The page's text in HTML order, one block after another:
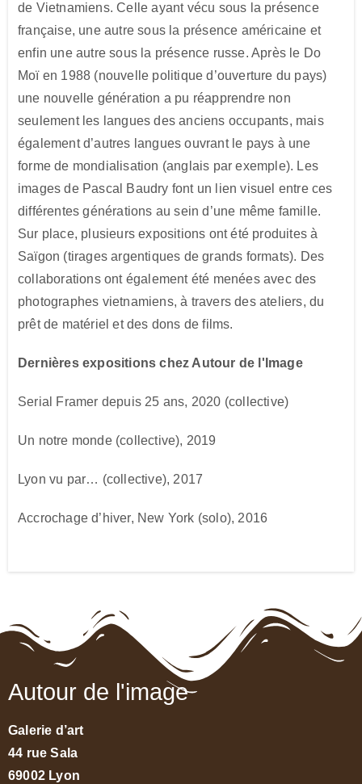
de Vietnamiens. Celle ayant vécu sous la présence
française, une autre sous la présence américaine et
enfin une autre sous la présence russe. Après le Do
Moï en 1988 (nouvelle politique d’ouverture du pays)
une nouvelle génération a pu réapprendre non
seulement les langues des anciens occupants, mais
également d’autres langues ouvrant le pays à une
forme de mondialisation (anglais par exemple). Les
images de Pascal Baudry font un lien visuel entre ces
différentes générations au sein d’une même famille.
Sur place, plusieurs expositions ont été produites à
Saïgon (tirages argentiques de grands formats). Des
collaborations ont également été menées avec des
photographes vietnamiens, à travers des ateliers, du
prêt de matériel et des dons de films.
Dernières expositions chez Autour de l'Image
Serial Framer depuis 25 ans, 2020 (collective)
Un notre monde (collective), 2019
Lyon vu par… (collective), 2017
Accrochage d’hiver, New York (solo), 2016
Autour de l'image
Galerie d’art
44 rue Sala
69002 Lyon